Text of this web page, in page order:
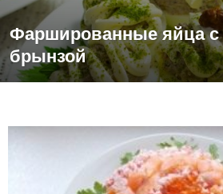
Фаршированные яйца с
брынзой